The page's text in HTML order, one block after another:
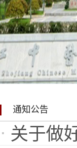
通知公告
关于做